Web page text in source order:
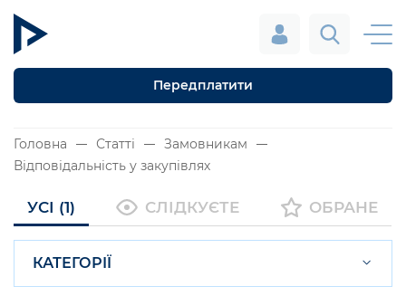
Передплатити
Головна Статті
Замовникам
Відповідальність у закупівлях
УСІ (1) СЛІДКУЄТЕ ОБРАНЕ
КАТЕГОРІЇ